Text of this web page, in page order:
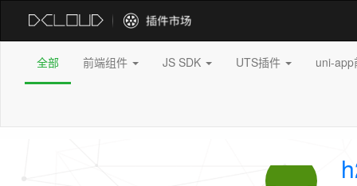
全部 前端组件 JS SDK UTS插件 uni-